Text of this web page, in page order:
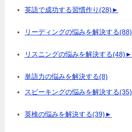
英語で成功する習慣作り(28)►
リーディングの悩みを解決する(88)
リスニングの悩みを解決する(48)►
単語力の悩みを解決する(8)
スピーキングの悩みを解決する(35)
英検の悩みを解決する(39)►